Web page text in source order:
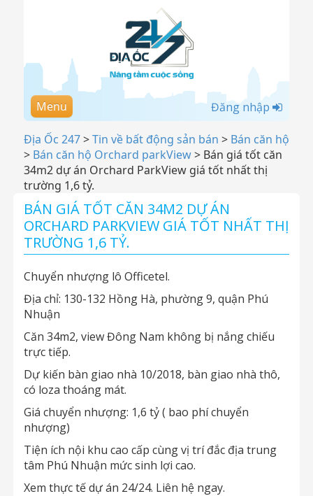
Menu Đăng nhập
Địa Ốc 247>Tin về bất động sản bán > Bán căn hộ
> Bán căn hộ Orchard parkView> Bán giá tốt căn
34m2 dự án Orchard ParkView giá tốt nhất thị
trường 1,6 tỷ.
BÁN GIÁ TỐT CĂN 34M2 DỰ ÁN
ORCHARD PARKVIEW GIÁ TỐT NHẤT THỊ
TRƯỜNG 1,6 TỶ.
Chuyển nhượng lô Officetel.
Địa chỉ: 130-132 Hồng Hà, phường 9, quận Phú
Nhuận
Căn 34m2, view Đông Nam không bị nắng chiếu
trực tiếp.
Dự kiến bàn giao nhà 10/2018, bàn giao nhà thô,
có loza thoáng mát.
Giá chuyển nhượng: 1,6 tỷ ( bao phí chuyển
nhượng)
Tiện ích nội khu cao cấp cùng vị trí đắc địa trung
tâm Phú Nhuận mức sinh lợi cao.
Xem thực tế dự án 24/24. Liên hệ ngay.